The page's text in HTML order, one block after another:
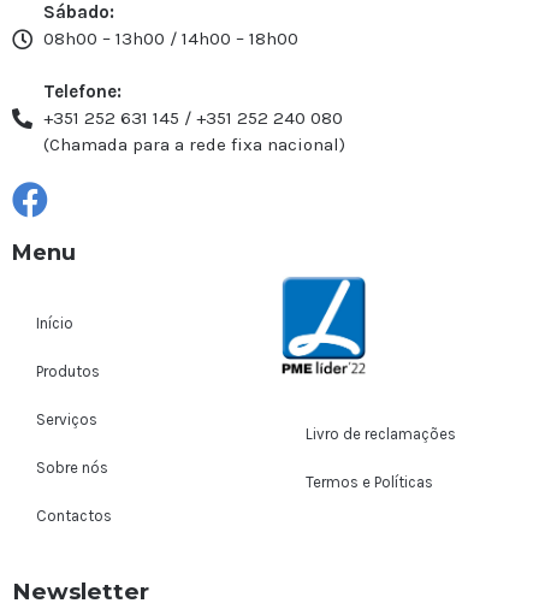
Sábado:
08h00 – 13h00 / 14h00 – 18h00
Telefone:
+351 252 631 145 / +351 252 240 080
(Chamada para a rede fixa nacional)
Menu
Início
Produtos
Serviços
Sobre nós
Contactos
Livro de reclamações
Termos e Políticas
Newsletter